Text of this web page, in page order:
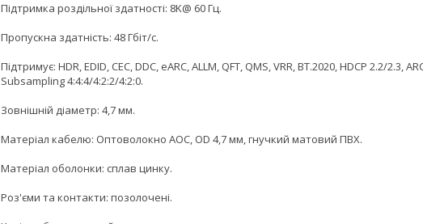
Підтримка роздільної здатності: 8K@ 60 Гц.
Пропускна здатність: 48 Гбіт/с.
Підтримує: HDR, EDID, CEC, DDC, eARC, ALLM, QFT, QMS, VRR, BT.2020, HDCP 2.2/2.3,
Subsampling 4:4:4/4:2:2/4:2:0.
Зовнішній діаметр: 4,7 мм.
Матеріал кабелю: Оптоволокно AOC, OD 4,7 мм, гнучкий матовий ПВХ.
Матеріал оболонки: сплав цинку.
Роз'єми та контакти: позолочені.